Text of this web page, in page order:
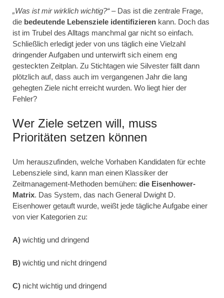
„Was ist mir wirklich wichtig?“– Das ist die zentrale Frage,
die bedeutende Lebensziele identifizieren kann. Doch das
ist im Trubel des Alltags manchmal gar nicht so einfach.
Schließlich erledigt jeder von uns täglich eine Vielzahl
dringender Aufgaben und unterwirft sich einem eng
gesteckten Zeitplan. Zu Stichtagen wie Silvester fällt dann
plötzlich auf, dass auch im vergangenen Jahr die lang
gehegten Ziele nicht erreicht wurden. Wo liegt hier der
Fehler?
Wer Ziele setzen will, muss
Prioritäten setzen können
Um herauszufinden, welche Vorhaben Kandidaten für echte
Lebensziele sind, kann man einen Klassiker der
Zeitmanagement-Methoden bemühen: die Eisenhower-
Matrix. Das System, das nach General Dwight D.
Eisenhower getauft wurde, weißt jede tägliche Aufgabe einer
von vier Kategorien zu:
A) wichtig und dringend
B) wichtig und nicht dringend
C) nicht wichtig und dringend